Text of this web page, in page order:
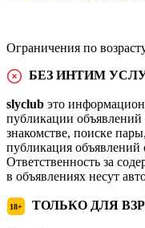
Ограничения по
БЕЗ ИНТИМ
slyclub это
публикации
знакомстве, поиске
публикация объявлений
Ответственность за
в объявлениях несут
18+ ТОЛЬКО ДЛЯ